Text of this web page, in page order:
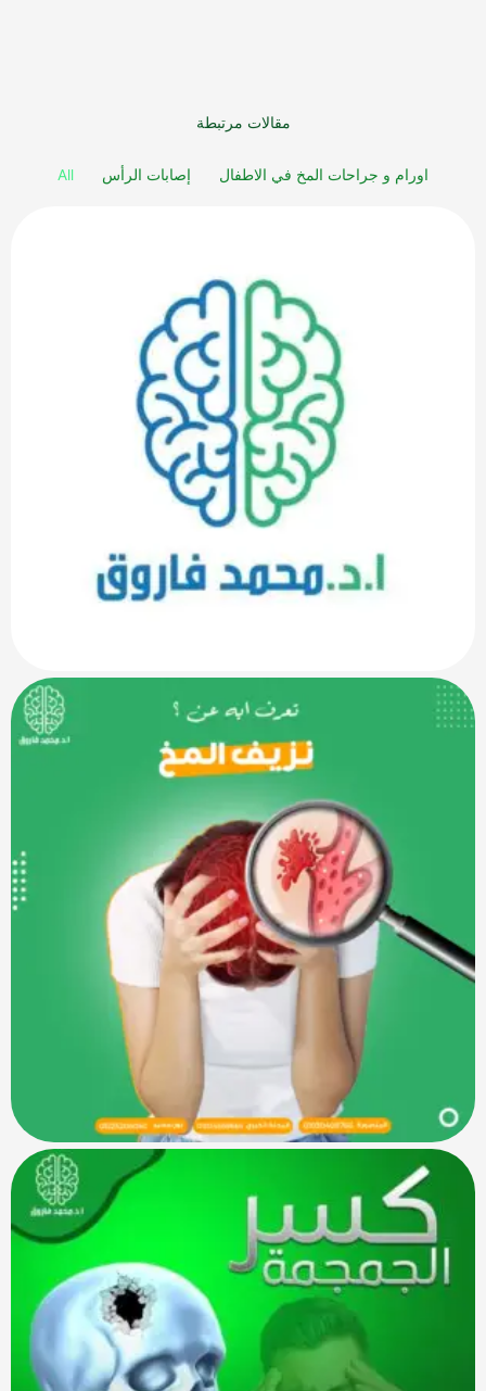
مقالات مرتبطة
All إصابات الرأس اورام و جراحات المخ في الاطفال